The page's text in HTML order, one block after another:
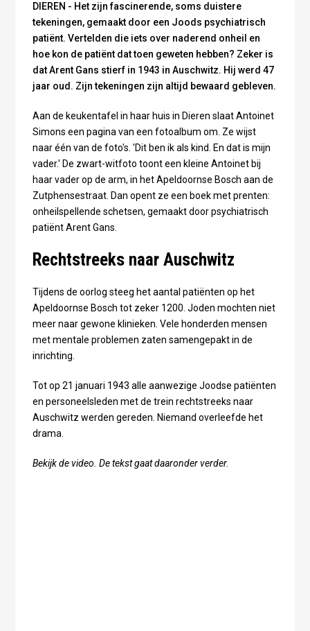
DIEREN - Het zijn fascinerende, soms duistere
tekeningen, gemaakt door een Joods psychiatrisch
patiënt. Vertelden die iets over naderend onheil en
hoe kon de patiënt dat toen geweten hebben? Zeker is
dat Arent Gans stierf in 1943 in Auschwitz. Hij werd 47
jaar oud. Zijn tekeningen zijn altijd bewaard gebleven.
Aan de keukentafel in haar huis in Dieren slaat Antoinet
Simons een pagina van een fotoalbum om. Ze wijst
naar één van de foto's. 'Dit ben ik als kind. En dat is mijn
vader.' De zwart-witfoto toont een kleine Antoinet bij
haar vader op de arm, in het Apeldoornse Bosch aan de
Zutphensestraat. Dan opent ze een boek met prenten:
onheilspellende schetsen, gemaakt door psychiatrisch
patiënt Arent Gans.
Rechtstreeks naar Auschwitz
Tijdens de oorlog steeg het aantal patiënten op het
Apeldoornse Bosch tot zeker 1200. Joden mochten niet
meer naar gewone klinieken. Vele honderden mensen
met mentale problemen zaten samengepakt in de
inrichting.
Tot op 21 januari 1943 alle aanwezige Joodse patiënten
en personeelsleden met de trein rechtstreeks naar
Auschwitz werden gereden. Niemand overleefde het
drama.
Bekijk de video. De tekst gaat daaronder verder.